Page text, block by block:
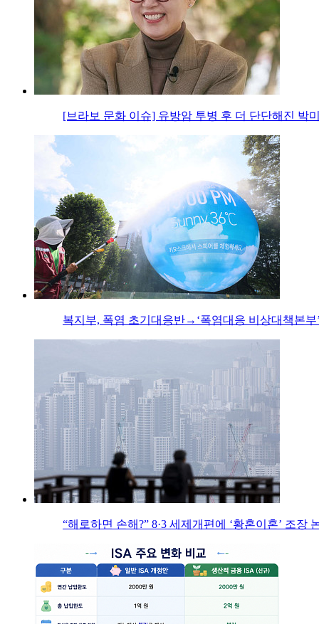
[브라보 문화 이슈] 유방암 투병 후 더 단단해진 박
복지부, 폭염 초기대응반→‘폭염대응 비상대책본부
“해로하면 손해?” 8·3 세제개편에 ‘황혼이혼’ 조장